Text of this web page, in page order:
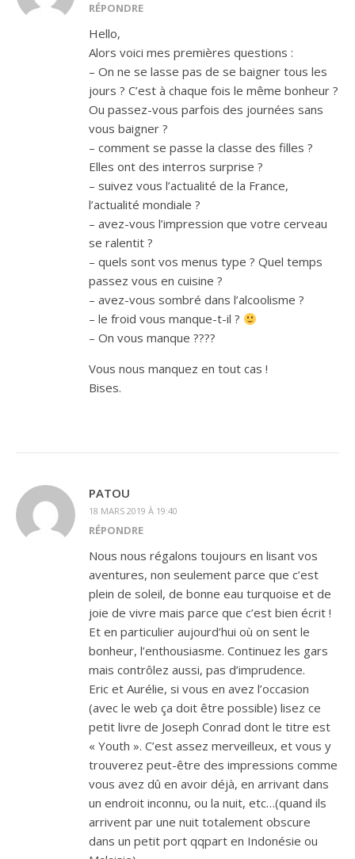
RÉPONDRE
Hello,
Alors voici mes premières questions :
– On ne se lasse pas de se baigner tous les
jours ? C’est à chaque fois le même bonheur ?
Ou passez-vous parfois des journées sans
vous baigner ?
– comment se passe la classe des filles ?
Elles ont des interros surprise ?
– suivez vous l’actualité de la France,
l’actualité mondiale ?
– avez-vous l’impression que votre cerveau
se ralentit ?
– quels sont vos menus type ? Quel temps
passez vous en cuisine ?
– avez-vous sombré dans l’alcoolisme ?
– le froid vous manque-t-il ?
– On vous manque ????
Vous nous manquez en tout cas !
Bises.
PATOU
18 MARS 2019 À 19:40
RÉPONDRE
Nous nous régalons toujours en lisant vos
aventures, non seulement parce que c’est
plein de soleil, de bonne eau turquoise et de
joie de vivre mais parce que c’est bien écrit !
Et en particulier aujourd’hui où on sent le
bonheur, l’enthousiasme. Continuez les gars
mais contrôlez aussi, pas d’imprudence.
Eric et Aurélie, si vous en avez l’occasion
(avec le web ça doit être possible) lisez ce
petit livre de Joseph Conrad dont le titre est
« Youth ». C’est assez merveilleux, et vous y
trouverez peut-être des impressions comme
vous avez dû en avoir déjà, en arrivant dans
un endroit inconnu, ou la nuit, etc…(quand ils
arrivent par une nuit totalement obscure
dans un petit port qqpart en Indonésie ou